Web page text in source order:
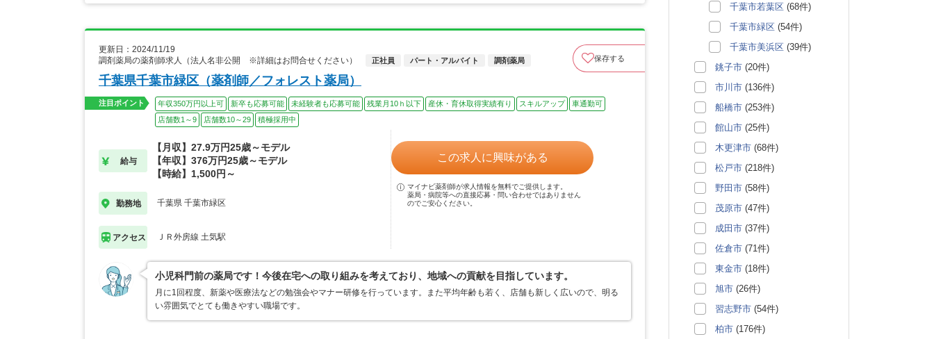
更新日：2024/11/19
調剤薬局の薬剤師求人（法人名非公開 ※詳細はお問合せください）
正社員 パート・アルバイト 調剤薬局 保存する
千葉県千葉市緑区（薬剤師／フォレスト薬局）
注目ポイント 年収350万円以上可 新卒も応募可能 未経験者も応募可能 残業月10ｈ以下 産休・育休取得実績有り スキルアップ
車通勤可
店舗数1～9
店舗数10～29 積極採用中
給与
【月収】27.9万円25歳～モデル
【年収】376万円25歳～モデル
【時給】1,500円～
勤務地 千葉県 千葉市緑区
アクセス ＪＲ外房線 土気駅
この求人に興味がある
マイナビ薬剤師が求人情報を無料でご提供します。
薬局・病院等への直接応募・問い合わせではありません
のでご安心ください。
小児科門前の薬局です！今後在宅への取り組みを考えており、地域への貢献を目指しています。
月に1回程度、新薬や医療法などの勉強会やマナー研修を行っています。また平均年齢も若く、店舗も新しく広いので、明る
い雰囲気でとても働きやすい職場です。
千葉市若葉区 (68件)
千葉市緑区 (54件)
千葉市美浜区 (39件)
銚子市 (20件)
市川市 (136件)
船橋市 (253件)
館山市 (25件)
木更津市 (68件)
松戸市 (218件)
野田市 (58件)
茂原市 (47件)
成田市 (37件)
佐倉市 (71件)
東金市 (18件)
旭市 (26件)
習志野市 (54件)
柏市 (176件)